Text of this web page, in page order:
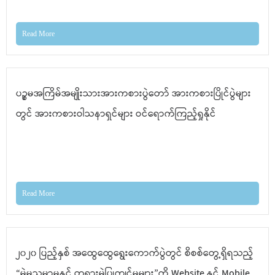
Read More
ပဉ္စမအကြိမ်အမျိုးသားအားကစားပွဲတော် အားကစားပြိုင်ပွဲများ
တွင် အားကစားဝါသနာရှင်များ ဝင်ရောက်ကြည့်ရှုနိုင်
Read More
၂၀၂၀ ပြည့်နှစ် အထွေထွေရွေးကောက်ပွဲတွင် စိစစ်တွေ့ရှိရသည့်